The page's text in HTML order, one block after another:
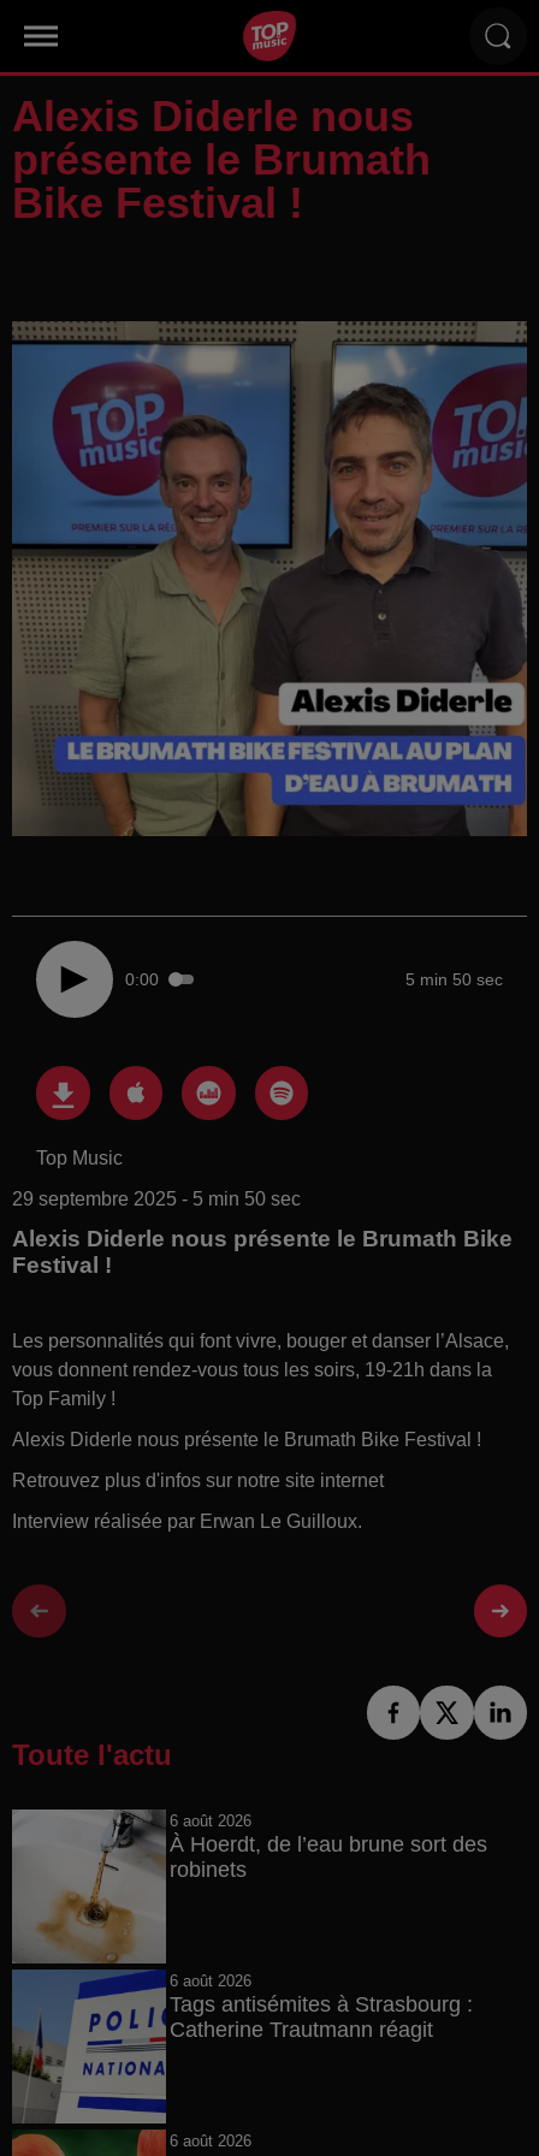
Alexis Diderle nous
présente le Brumath
Bike Festival !
0:00 5 min 50 sec
Top Music
29 septembre 2025 - 5 min 50 sec
Alexis Diderle nous présente le Brumath Bike
Festival !
Les personnalités qui font vivre, bouger et danser l’Alsace,
vous donnent rendez-vous tous les soirs, 19-21h dans la
Top Family !
Alexis Diderle nous présente le Brumath Bike Festival !
Retrouvez plus d'infos sur notre site internet
Interview réalisée par Erwan Le Guilloux.
Toute l'actu
6 août 2026
À Hoerdt, de l’eau brune sort des
robinets
6 août 2026
Tags antisémites à Strasbourg :
Catherine Trautmann réagit
6 août 2026